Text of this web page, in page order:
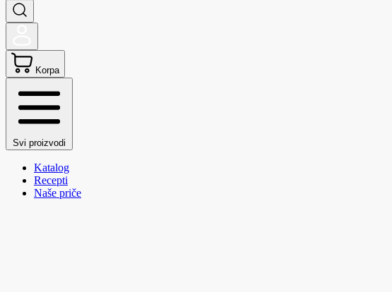
Korpa
Svi proizvodi
Katalog
Recepti
Naše priče